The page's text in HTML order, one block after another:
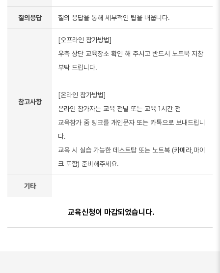
질의응답 질의 응답을 통해 세부적인 팁을 배웁니다.
참고사항
[오프라인 참가방법]
우측 상단 교육장소 확인 해 주시고 반드시 노트북 지참
부탁 드립니다.
[온라인 참가방법]
온라인 참가자는 교육 전날 또는 교육 1시간 전
교육참가 줌 링크를 개인문자 또는 카톡으로 보내드립니
다.
교육 시 실습 가능한 데스트탑 또는 노트북 (카메라,마이
크 포함) 준비해주세요.
기타
교육신청이 마감되었습니다.